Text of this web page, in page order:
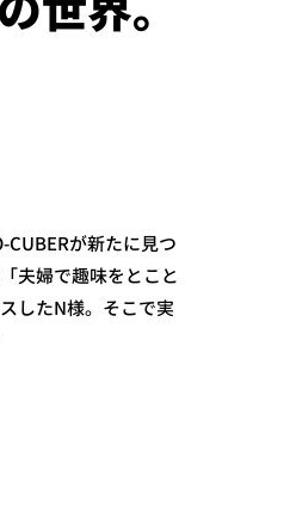
CUBERが新たに見つ
夫婦で趣味をとこと
したN様。そこで実